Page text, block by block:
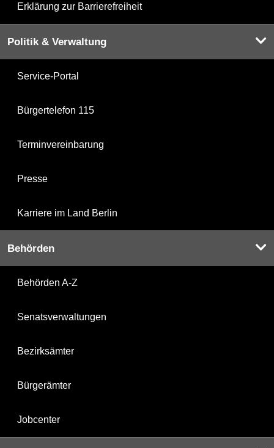
Erklärung zur Barrierefreiheit
Politik & Verwaltung
Service-Portal
Bürgertelefon 115
Terminvereinbarung
Presse
Karriere im Land Berlin
Behörden
Behörden A-Z
Senatsverwaltungen
Bezirksämter
Bürgerämter
Jobcenter